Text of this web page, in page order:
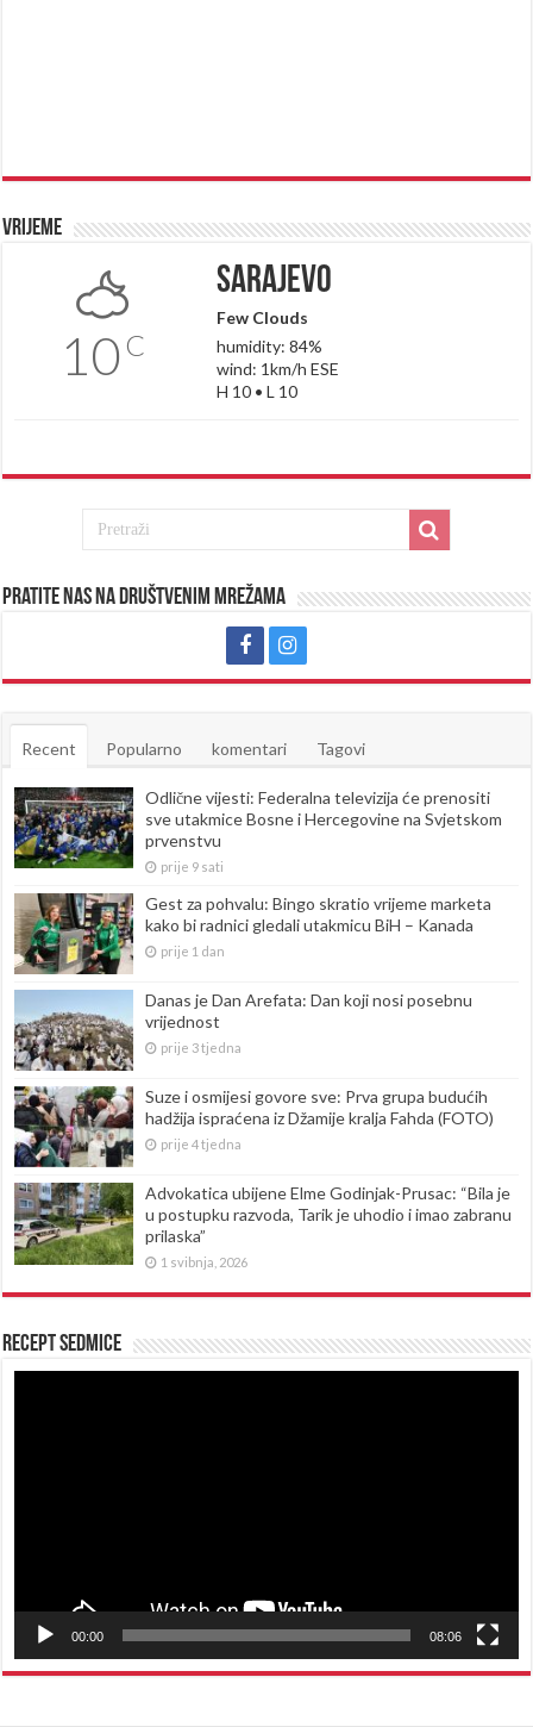
Vrijeme
10 C
Sarajevo
Few Clouds
humidity: 84%
wind: 1km/h ESE
H 10 • L 10
Pratite nas na društvenim mrežama
Recent Popularno komentari Tagovi
Odlične vijesti: Federalna televizija će prenositi
sve utakmice Bosne i Hercegovine na Svjetskom
prvenstvu
prije 9 sati
Gest za pohvalu: Bingo skratio vrijeme marketa
kako bi radnici gledali utakmicu BiH – Kanada
prije 1 dan
Danas je Dan Arefata: Dan koji nosi posebnu
vrijednost
prije 3 tjedna
Suze i osmijesi govore sve: Prva grupa budućih
hadžija ispraćena iz Džamije kralja Fahda (FOTO)
prije 4 tjedna
Advokatica ubijene Elme Godinjak-Prusac: “Bila je
u postupku razvoda, Tarik je uhodio i imao zabranu
prilaska”
1 svibnja, 2026
Recept sedmice
00:00 08:06